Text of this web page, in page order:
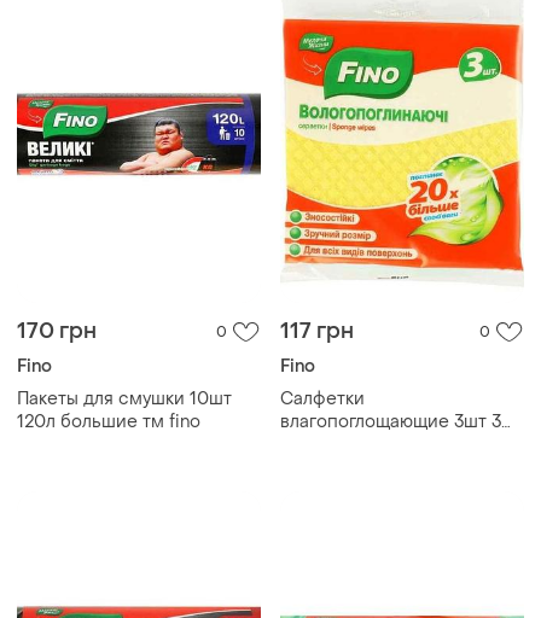
170 грн 0
Fino
Пакеты для смушки 10шт
120л большие тм fino
117 грн 0
Fino
Салфетки
влагопоглощающие 3шт 3ш